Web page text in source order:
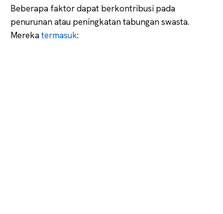
Beberapa faktor dapat berkontribusi pada
penurunan atau peningkatan tabungan swasta.
Merekatermasuk: